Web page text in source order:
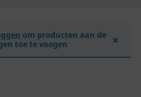
om producten aan de
toe te voegen
×